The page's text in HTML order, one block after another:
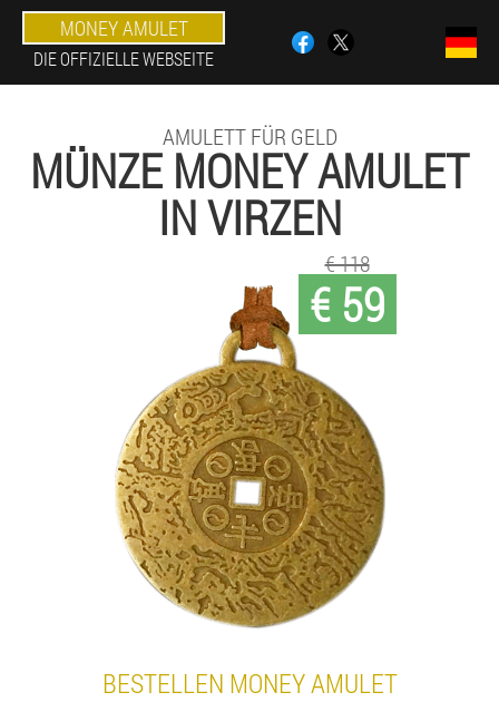
MONEY AMULET
DIE OFFIZIELLE WEBSEITE
AMULETT FÜR GELD
MÜNZE MONEY AMULET
IN VIRZEN
€ 59
€ 118
BESTELLEN MONEY AMULET